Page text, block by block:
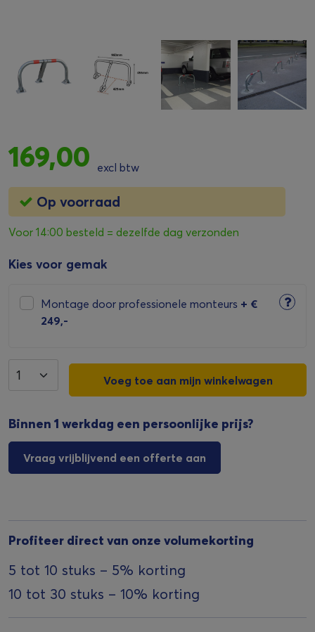
169,00 excl btw
Op voorraad
Voor 14:00 besteld = dezelfde dag verzonden
Kies voor gemak
Montage door professionele monteurs + €
249,-
Voeg toe aan mijn winkelwagen
Binnen 1 werkdag een persoonlijke prijs?
Vraag vrijblijvend een offerte aan
Profiteer direct van onze volumekorting
5 tot 10 stuks – 5% korting
10 tot 30 stuks – 10% korting